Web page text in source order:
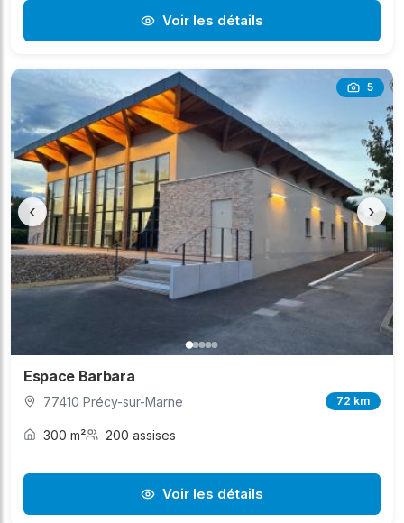
Voir les détails
5
‹ ›
Espace Barbara
77410 Précy-sur-Marne 72 km
300 m² 200 assises
Voir les détails